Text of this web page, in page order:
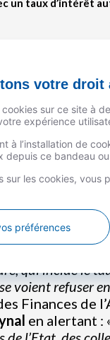
un taux d’intérêt
des
de cette
Bruno Lemaire
Klein, le
qui inclue le
voient refuser
Finances de
en alertant :
votre droit
sur ce site à
expérience
à l’installation de
depuis ce bandeau
sur les cookies, vous
préférences